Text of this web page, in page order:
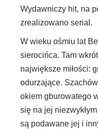
Wydawniczy hit, na
zrealizowano serial.
W wieku ośmiu lat
sierocińca. Tam
największe miłości:
odurzające.
okiem gburowatego
się na jej
są podawane jej i